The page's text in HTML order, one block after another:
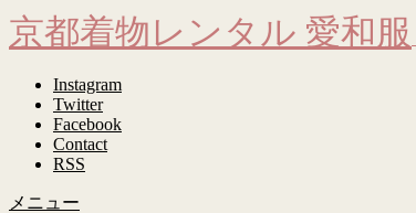
京都着物レンタル 愛和服
Instagram
Twitter
Facebook
Contact
RSS
メニュー